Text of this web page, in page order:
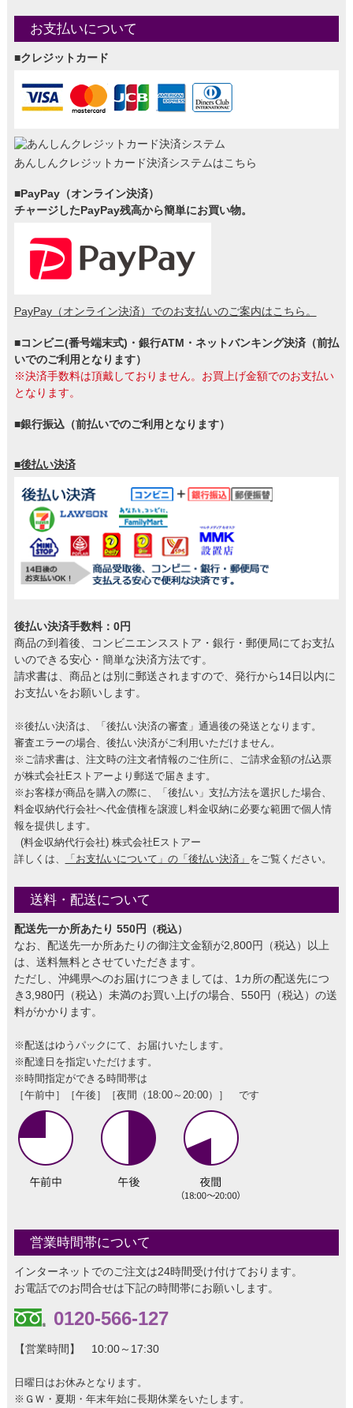
お支払いについて
■クレジットカード
あんしんクレジットカード決済システムはこちら
■PayPay（オンライン決済）
チャージしたPayPay残高から簡単にお買い物。
PayPay（オンライン決済）でのお支払いのご案内はこちら。
■コンビニ(番号端末式)・銀行ATM・ネットバンキング決済（前払
いでのご利用となります）
※決済手数料は頂戴しておりません。お買上げ金額でのお支払い
となります。
■銀行振込（前払いでのご利用となります）
■後払い決済
後払い決済手数料：0円
商品の到着後、コンビニエンスストア・銀行・郵便局にてお支払
いのできる安心・簡単な決済方法です。
請求書は、商品とは別に郵送されますので、発行から14日以内に
お支払いをお願いします。
※後払い決済は、「後払い決済の審査」通過後の発送となります。
審査エラーの場合、後払い決済がご利用いただけません。
※ご請求書は、注文時の注文者情報のご住所に、ご請求金額の払込票
が株式会社Eストアーより郵送で届きます。
※お客様が商品を購入の際に、「後払い」支払方法を選択した場合、
料金収納代行会社へ代金債権を譲渡し料金収納に必要な範囲で個人情
報を提供します。
(料金収納代行会社) 株式会社Eストアー
詳しくは、
「お支払いについて」の「後払い決済」 をご覧ください。
送料・配送について
配送先一か所あたり 550円 （税込）
なお、配送先一か所あたりの御注文金額が2,800円（税込）以上
は、送料無料とさせていただきます。
ただし、沖縄県へのお届けにつきましては、1カ所の配送先につ
き3,980円（税込）未満のお買い上げの場合、550円（税込）の送
料がかかります。
※配送はゆうパックにて、お届けいたします。
※配達日を指定いただけます。
※時間指定ができる時間帯は
［午前中］［午後］［夜間（18:00～20:00）］ です
営業時間帯について
インターネットでのご注文は24時間受け付けております。
お電話でのお問合せは下記の時間帯にお願いします。
0120-566-127
【営業時間】 10:00～17:30
日曜日はお休みとなります。
※ＧＷ・夏期・年末年始に長期休業をいたします。